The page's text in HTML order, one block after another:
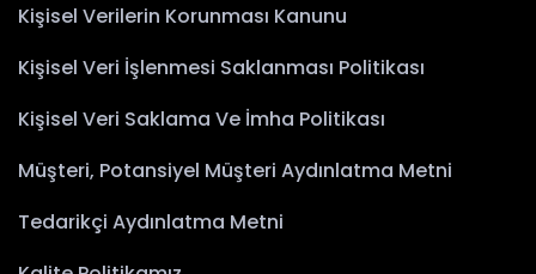
Kişisel Verilerin Korunması Kanunu
Kişisel Veri İşlenmesi Saklanması Politikası
Kişisel Veri Saklama Ve İmha Politikası
Müşteri, Potansiyel Müşteri Aydınlatma Metni
Tedarikçi Aydınlatma Metni